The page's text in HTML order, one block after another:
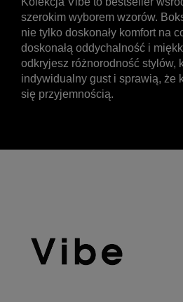
szerokim wyborem wzorów.
nie tylko doskonały komfort na
doskonałą oddychalność i
odkryjesz różnorodność stylów,
indywidualny gust i sprawią, że
się przyjemnością.